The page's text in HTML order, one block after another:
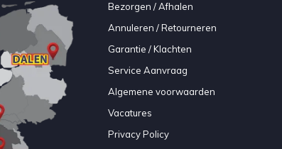
Bezorgen / Afhalen
Annuleren / Retourneren
Garantie / Klachten
Service Aanvraag
Algemene voorwaarden
Vacatures
Privacy Policy